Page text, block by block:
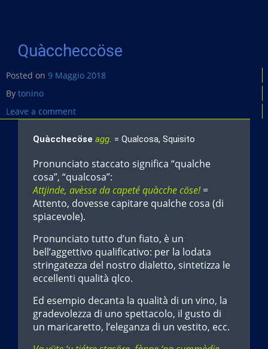
Quàccheccöse
Posted on 9 Maggio 2018
By tonino
Leave a comment
Quàcchecöse agg. = Qualcosa, Squisito
Pronunciato staccato significa “qualche
cosa”, “qualcosa”:
Attjinde, avèsse da capeté quàcche cöse!=
Attento, dovesse capitare qualche cosa (di
spiacevole).
Pronunciato tutto d’un fiato, è un
bell’aggettivo qualificativo: per la lodata
stringatezza del nostro dialetto, sintetizza le
eccellenti qualità qlco.
Ed esempio decanta la qualità di un vino, la
gradevolezza di uno spettacolo, il gusto di
un maricaretto, l’eleganza di un vestito, ecc.